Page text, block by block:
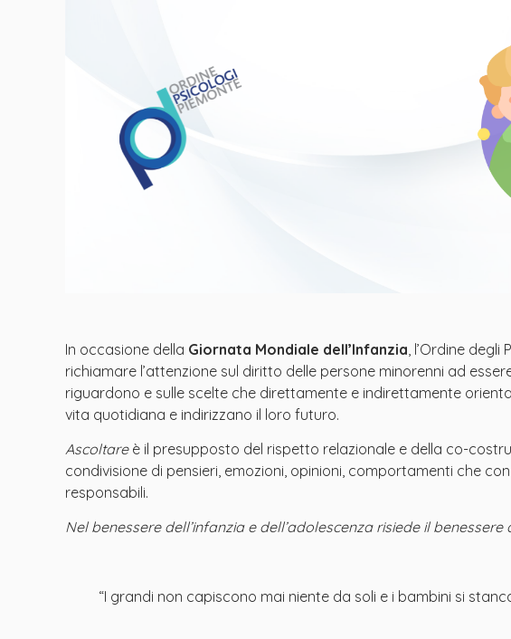
In occasione della Giornata Mondiale dell’Infanzia , l’Ordine
richiamare l’attenzione sul diritto delle persone minorenni ad
riguardono e sulle scelte che direttamente e indirettamente
vita quotidiana e indirizzano il loro futuro.
Ascoltare è il presupposto del rispetto relazionale e della co-
condivisione di pensieri, emozioni, opinioni, comportamenti che
responsabili.
Nel benessere dell’infanzia e dell’adolescenza risiede il benessere
“I grandi non capiscono mai niente da soli e i bambini si